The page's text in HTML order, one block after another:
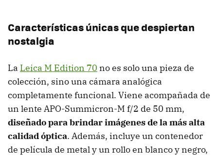
Características únicas que despiertan
nostalgia
La Leica M Edition 70 no es solo una pieza de
colección, sino una cámara analógica
completamente funcional. Viene acompañada de
un lente APO-Summicron-M f/2 de 50 mm,
diseñado para brindar imágenes de la más alta
calidad óptica. Además, incluye un contenedor
de película de metal y un rollo en blanco y negro,